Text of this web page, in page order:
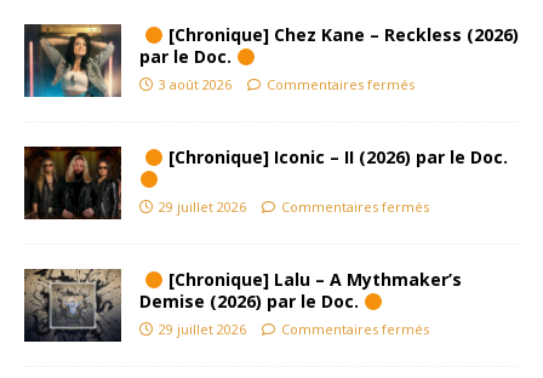
[Chronique] Chez Kane – Reckless (2026)
par le Doc.
3 août 2026 Commentaires fermés
[Chronique] Iconic – II (2026) par le Doc.
29 juillet 2026 Commentaires fermés
[Chronique] Lalu – A Mythmaker’s
Demise (2026) par le Doc.
29 juillet 2026 Commentaires fermés